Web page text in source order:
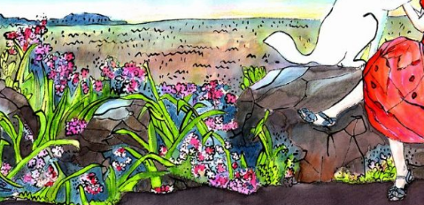
Zjednoczonym lekcji demokr ... Kim jest „Afgańczyk” od incydentu
za oknem. Ale z ros ... Odkurzone nagrania, zapomniane
premier? Jeden polityk z wy ... Donald Tusk o słowach Szymona
prezydent wszystkich Polakó ... Przewodniczący Knesetu: Chcecie
państwa palestyńskiego. ... Future Frombork Festival.